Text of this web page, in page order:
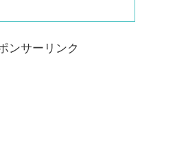
ンサーリンク